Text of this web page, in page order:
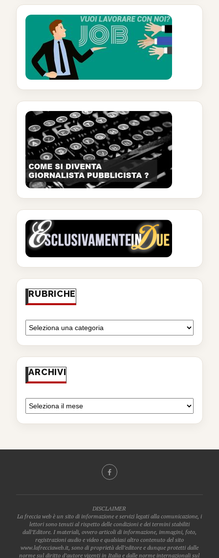
RUBRICHE
ARCHIVI
DISCLAIMER
La freccia web è un sito di informazione e servizi legati alla comunicazione, i
lettori sono tenuti al rispetto delle condizioni e dei termini stabiliti
dall’Editore. I materiali, ovvero articoli di informazione, immagini, foto,
registrazioni audio e video e qualsiasi altro contenuto del sito
www.lafrecciaweb.it, sono di proprietà dell’editore e dunque protetti dalle
norme sul diritto d’autore vigenti in Italia e dalle norme internazionali sul